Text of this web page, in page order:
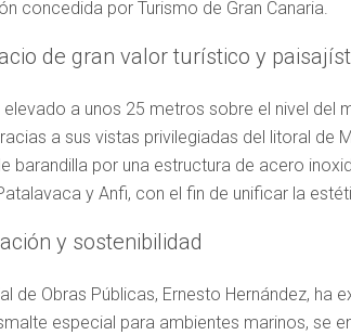
concedida por Turismo de Gran Canaria.
de gran valor turístico y
elevado a unos 25 metros sobre el nivel
a sus vistas privilegiadas del litoral
barandilla por una estructura de acero
y Anfi, con el fin de unificar la
y sostenibilidad
de Obras Públicas, Ernesto Hernández,
especial para ambientes marinos, se